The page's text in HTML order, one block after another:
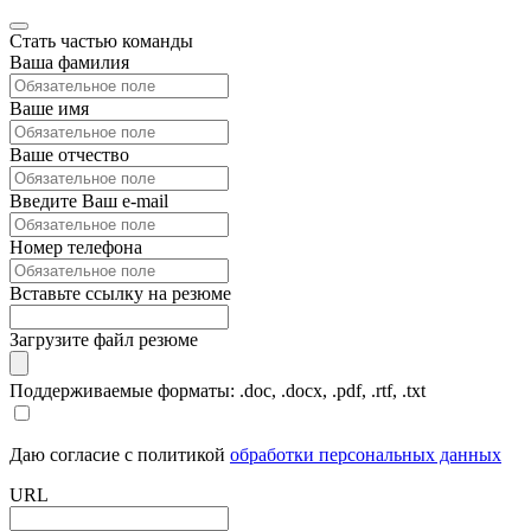
Стать частью команды
Ваша фамилия
Ваше имя
Ваше отчество
Введите Ваш e-mail
Номер телефона
Вставьте ссылку на резюме
Загрузите файл резюме
Поддерживаемые форматы: .doc, .docx, .pdf, .rtf, .txt
Даю согласие с политикой обработки персональных данных
URL